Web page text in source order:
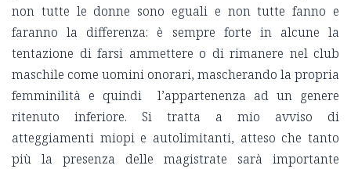
non tutte le donne sono eguali e non tutte fanno e
faranno la differenza: è sempre forte in alcune la
tentazione di farsi ammettere o di rimanere nel club
maschile come uomini onorari, mascherando la propria
femminilità e quindi l’appartenenza ad un genere
ritenuto inferiore. Si tratta a mio avviso di
atteggiamenti miopi e autolimitanti, atteso che tanto
più la presenza delle magistrate sarà importante